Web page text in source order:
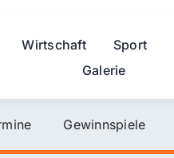
Wirtschaft Sport
Galerie
Gewinnspiele